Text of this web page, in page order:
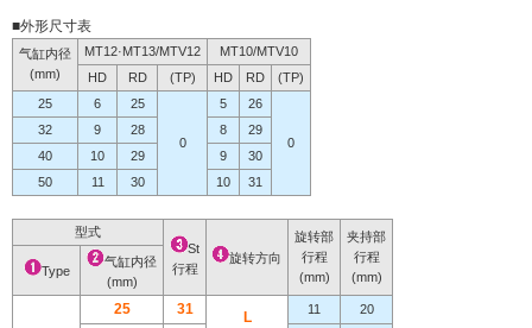
■外形尺寸表
气缸内径
(mm)
MT12·MT13/MTV12
MT10/MTV10
HD
RD (TP) HD RD
(TP)
25
6 25
0
5 26
0
32 9 28 8
29
40
10 29 9
30
50
11 30 10 31
型式
St
行程
旋转方向
旋转部
行程
(mm)
夹持部
行程
(mm)
Type
气缸内径
(mm)
25 31
L
11 20